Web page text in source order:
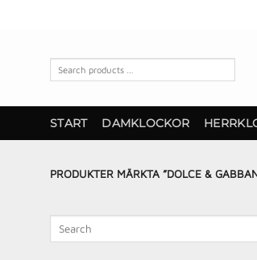
START DAMKLOCKOR
PRODUKTER MÄRKTA ”DOLCE &